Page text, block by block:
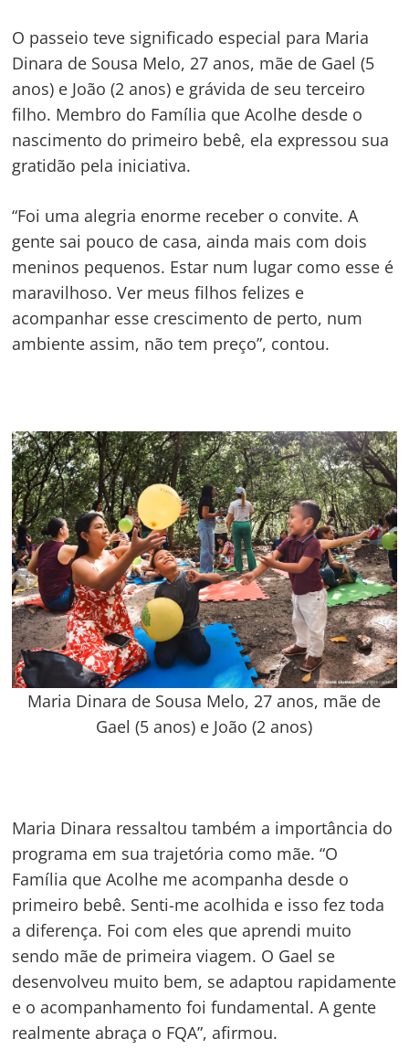
O passeio teve significado especial para Maria
Dinara de Sousa Melo, 27 anos, mãe de Gael (5
anos) e João (2 anos) e grávida de seu terceiro
filho. Membro do Família que Acolhe desde o
nascimento do primeiro bebê, ela expressou sua
gratidão pela iniciativa.
“Foi uma alegria enorme receber o convite. A
gente sai pouco de casa, ainda mais com dois
meninos pequenos. Estar num lugar como esse é
maravilhoso. Ver meus filhos felizes e
acompanhar esse crescimento de perto, num
ambiente assim, não tem preço”, contou.
Maria Dinara de Sousa Melo, 27 anos, mãe de
Gael (5 anos) e João (2 anos)
Maria Dinara ressaltou também a importância do
programa em sua trajetória como mãe. “O
Família que Acolhe me acompanha desde o
primeiro bebê. Senti-me acolhida e isso fez toda
a diferença. Foi com eles que aprendi muito
sendo mãe de primeira viagem. O Gael se
desenvolveu muito bem, se adaptou rapidamente
e o acompanhamento foi fundamental. A gente
realmente abraça o FQA”, afirmou.